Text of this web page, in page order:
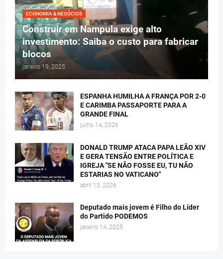
ECONOMIA & NEGÓCIOS
Construir em Nampula exige alto
investimento: Saiba o custo para fabricar
blocos
janeiro 19, 2025
ESPANHA HUMILHA A FRANÇA POR 2-0
E CARIMBA PASSAPORTE PARA A
GRANDE FINAL
julho 14, 2026
DONALD TRUMP ATACA PAPA LEÃO XIV
E GERA TENSÃO ENTRE POLÍTICA E
IGREJA "SE NÃO FOSSE EU, TU NÃO
ESTARIAS NO VATICANO"
abril 13, 2026
Deputado mais jovem é Filho do Líder
do Partido PODEMOS
janeiro 14, 2025